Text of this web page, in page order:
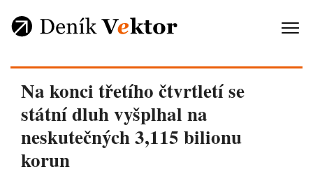
Na konci třetího čtvrtletí se
státní dluh vyšplhal na
neskutečných 3,115 bilionu
korun